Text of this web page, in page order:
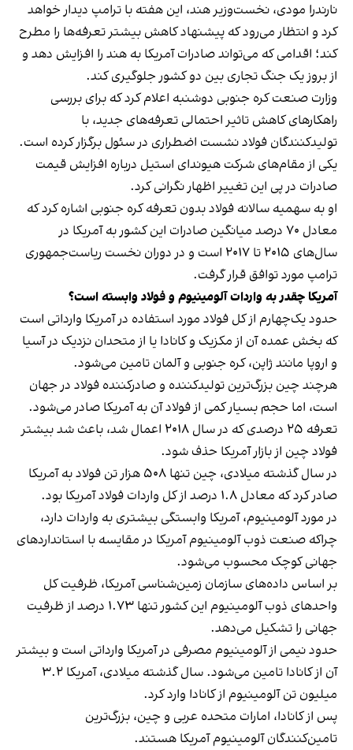
نارندرا مودی، نخست‌وزیر هند، این هفته با ترامپ دیدار خواهد
کرد و انتظار می‌رود که پیشنهاد کاهش بیشتر تعرفه‌ها را مطرح
کند؛ اقدامی که می‌تواند صادرات آمریکا به هند را افزایش دهد و
از بروز یک جنگ تجاری بین دو کشور جلوگیری کند.
وزارت صنعت کره جنوبی دوشنبه اعلام کرد که برای بررسی
راهکارهای کاهش تاثیر احتمالی تعرفه‌های جدید، با
تولیدکنندگان فولاد نشست اضطراری در سئول برگزار کرده است.
یکی از مقام‌های شرکت هیوندای استیل درباره افزایش قیمت
صادرات در پی این تغییر اظهار نگرانی کرد.
او به سهمیه سالانه فولاد بدون تعرفه کره جنوبی اشاره کرد که
معادل ۷۰ درصد میانگین صادرات این کشور به آمریکا در
سال‌های ۲۰۱۵ تا ۲۰۱۷ است و در دوران نخست ریاست‌جمهوری
ترامپ مورد توافق قرار گرفت.
آمریکا چقدر به واردات آلومینیوم و فولاد وابسته است؟
حدود یک‌چهارم از کل فولاد مورد استفاده در آمریکا وارداتی است
که بخش عمده آن از مکزیک و کانادا یا از متحدان نزدیک در آسیا
و اروپا مانند ژاپن، کره جنوبی و آلمان تامین می‌شود.
هرچند چین بزرگ‌ترین تولیدکننده و صادرکننده فولاد در جهان
است، اما حجم بسیار کمی از فولاد آن به آمریکا صادر می‌شود.
تعرفه ۲۵ درصدی که در سال ۲۰۱۸ اعمال شد، باعث شد بیشتر
فولاد چین از بازار آمریکا حذف شود.
در سال گذشته میلادی، چین تنها ۵۰۸ هزار تن فولاد به آمریکا
صادر کرد که معادل ۱.۸ درصد از کل واردات فولاد آمریکا بود.
در مورد آلومینیوم، آمریکا وابستگی بیشتری به واردات دارد،
چرا‌که صنعت ذوب آلومینیوم آمریکا در مقایسه با استانداردهای
جهانی کوچک محسوب می‌شود.
بر اساس داده‌های سازمان زمین‌شناسی آمریکا، ظرفیت کل
واحدهای ذوب آلومینیوم این کشور تنها ۱.۷۳ درصد از ظرفیت
جهانی را تشکیل می‌دهد.
حدود نیمی از آلومینیوم مصرفی در آمریکا وارداتی است و بیشتر
آن از کانادا تامین می‌شود. سال گذشته میلادی، آمریکا ۳.۲
میلیون تن آلومینیوم از کانادا وارد کرد.
پس از کانادا، امارات متحده عربی و چین، بزرگ‌ترین
تامین‌کنندگان آلومینیوم آمریکا هستند.